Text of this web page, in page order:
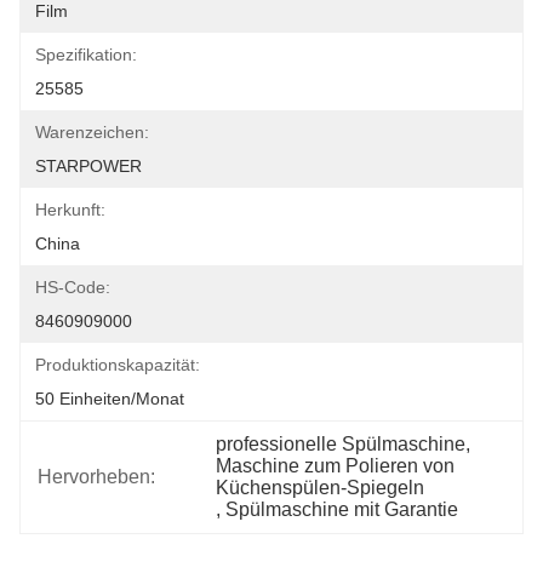
Film
Spezifikation:
25585
Warenzeichen:
STARPOWER
Herkunft:
China
HS-Code:
8460909000
Produktionskapazität:
50 Einheiten/Monat
Hervorheben:
professionelle Spülmaschine,
Maschine zum Polieren von
Küchenspülen-Spiegeln
, Spülmaschine mit Garantie